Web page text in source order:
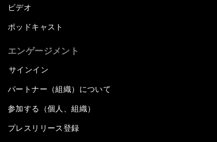
ビデオ
ポッドキャスト
エンゲージメント
サインイン
パートナー（組織）について
参加する（個人、組織）
プレスリリース登録